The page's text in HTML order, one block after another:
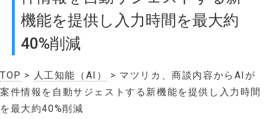
機能を提供し入力時間を最大約
40%削減
TOP > 人工知能（AI）
> マツリカ、商談内容からAIが
案件情報を自動サジェストする新機能を提供し入力時間
を最大約40%削減